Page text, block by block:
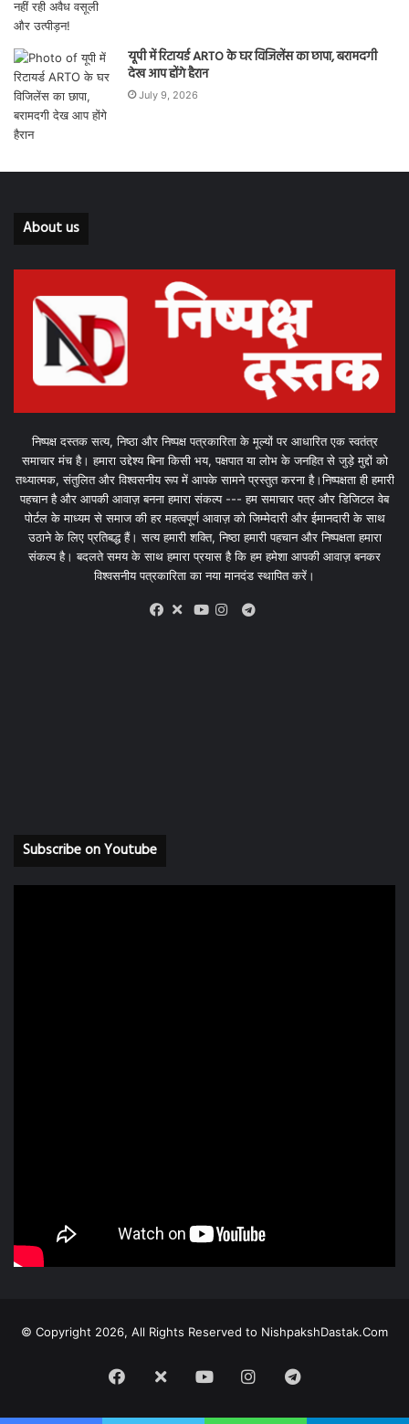
यूपी में रिटायर्ड ARTO के घर विजिलेंस का छापा, बरामदगी
देख आप होंगे हैरान
July 9, 2026
About us
निष्पक्ष दस्तक सत्य, निष्ठा और निष्पक्ष पत्रकारिता के मूल्यों पर आधारित एक स्वतंत्र
समाचार मंच है। हमारा उद्देश्य बिना किसी भय, पक्षपात या लोभ के जनहित से जुड़े मुद्दों को
तथ्यात्मक, संतुलित और विश्वसनीय रूप में आपके सामने प्रस्तुत करना है।निष्पक्षता ही हमारी
पहचान है और आपकी आवाज़ बनना हमारा संकल्प --- हम समाचार पत्र और डिजिटल वेब
पोर्टल के माध्यम से समाज की हर महत्वपूर्ण आवाज़ को जिम्मेदारी और ईमानदारी के साथ
उठाने के लिए प्रतिबद्ध हैं। सत्य हमारी शक्ति, निष्ठा हमारी पहचान और निष्पक्षता हमारा
संकल्प है। बदलते समय के साथ हमारा प्रयास है कि हम हमेशा आपकी आवाज़ बनकर
विश्वसनीय पत्रकारिता का नया मानदंड स्थापित करें।
X
Telegram
Subscribe on Youtube
© Copyright 2026, All Rights Reserved to NishpakshDastak.Com
Facebook
X YoutubeInstagramTelegram